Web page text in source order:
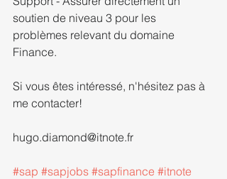
soutien de niveau 3 pour les
problèmes relevant du domaine
Finance.
Si vous êtes intéressé, n'hésitez pas à
me contacter!
hugo.diamond@itnote.fr
#sap #sapjobs #sapfinance #itnote